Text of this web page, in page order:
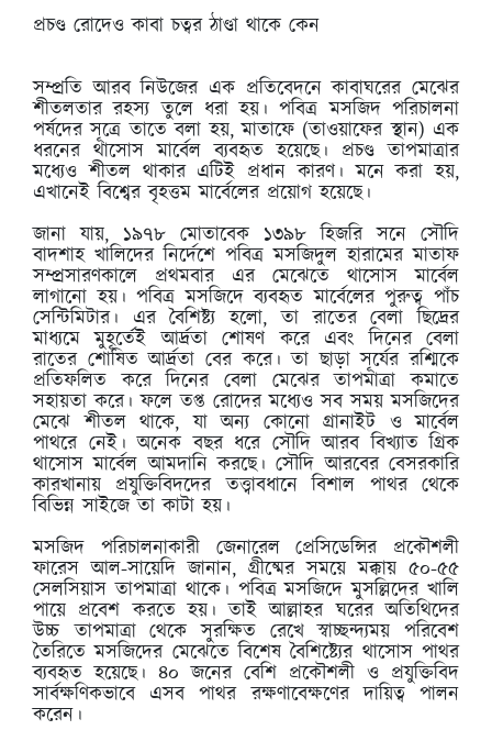
প্রচণ্ড রোদেও কাবা চত্বর ঠাণ্ডা থাকে কেন
সম্প্রতি আরব নিউজের এক প্রতিবেদনে কাবাঘরের মেঝের
শীতলতার রহস্য তুলে ধরা হয়। পবিত্র মসজিদ পরিচালনা
পর্ষদের সূত্রে তাতে বলা হয়, মাতাফে (তাওয়াফের স্থান) এক
ধরনের থাসোস মার্বেল ব্যবহৃত হয়েছে। প্রচণ্ড তাপমাত্রার
মধ্যেও শীতল থাকার এটিই প্রধান কারণ। মনে করা হয়,
এখানেই বিশ্বের বৃহত্তম মার্বেলের প্রয়োগ হয়েছে।
জানা যায়, ১৯৭৮ মোতাবেক ১৩৯৮ হিজরি সনে সৌদি
বাদশাহ খালিদের নির্দেশে পবিত্র মসজিদুল হারামের মাতাফ
সম্প্রসারণকালে প্রথমবার এর মেঝেতে থাসোস মার্বেল
লাগানো হয়। পবিত্র মসজিদে ব্যবহৃত মার্বেলের পুরুত্ব পাঁচ
সেন্টিমিটার। এর বৈশিষ্ট্য হলো, তা রাতের বেলা ছিদ্রের
মাধ্যমে মুহূর্তেই আর্দ্রতা শোষণ করে এবং দিনের বেলা
রাতের শোষিত আর্দ্রতা বের করে। তা ছাড়া সূর্যের রশ্মিকে
প্রতিফলিত করে দিনের বেলা মেঝের তাপমাত্রা কমাতে
সহায়তা করে। ফলে তপ্ত রোদের মধ্যেও সব সময় মসজিদের
মেঝে শীতল থাকে, যা অন্য কোনো গ্রানাইট ও মার্বেল
পাথরে নেই। অনেক বছর ধরে সৌদি আরব বিখ্যাত গ্রিক
থাসোস মার্বেল আমদানি করছে। সৌদি আরবের বেসরকারি
কারখানায় প্রযুক্তিবিদদের তত্ত্বাবধানে বিশাল পাথর থেকে
বিভিন্ন সাইজে তা কাটা হয়।
মসজিদ পরিচালনাকারী জেনারেল প্রেসিডেন্সির প্রকৌশলী
ফারেস আল-সায়েদি জানান, গ্রীষ্মের সময়ে মক্কায় ৫০-৫৫
সেলসিয়াস তাপমাত্রা থাকে। পবিত্র মসজিদে মুসল্লিদের খালি
পায়ে প্রবেশ করতে হয়। তাই আল্লাহর ঘরের অতিথিদের
উচ্চ তাপমাত্রা থেকে সুরক্ষিত রেখে স্বাচ্ছন্দ্যময় পরিবেশ
তৈরিতে মসজিদের মেঝেতে বিশেষ বৈশিষ্ট্যের থাসোস পাথর
ব্যবহৃত হয়েছে। ৪০ জনের বেশি প্রকৌশলী ও প্রযুক্তিবিদ
সার্বক্ষণিকভাবে এসব পাথর রক্ষণাবেক্ষণের দায়িত্ব পালন
করেন।